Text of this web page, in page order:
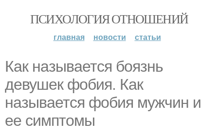
ПСИХОЛОГИЯ ОТНОШЕНИЙ
главная новости статьи
Как называется боязнь
девушек фобия. Как
называется фобия мужчин и
ее симптомы